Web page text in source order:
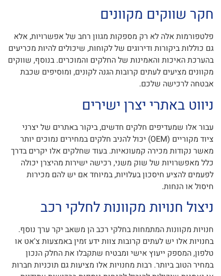
חקר שווקים מקוונים
פלטפורמות אלה לא רק מספקות מגוון רחב של אפשרויות, אלא
גם כוללות ביקורות ודירוגים של לקוחות, שיכולים להיות מכריעים
בהערכת האיכות והאמינות של החלקים והמוכרים. בנוסף, שווקים
מקוונים מציעים לעתים קרובות הגנה לקונים, ומוסיפים שכבת
אבטחה לרכישה שלכם.
ניווט באתרי יצרן ישירים
עבור אלו שמעדיפים חלקים חדשים, ביקור באתרים של יצרני
ציוד מקוריים (OEM) יכול להניב חלקים במחירים נמוכים יותר
מאשר נקודות מכירה קמעונאיות. בעוד שחלקים אלו יקרים בדרך
כלל מאפשרויות של שוק משני, רכישה ישירות מהיצרן יכולה
לפעמים להציע חיסכון בעלויות, במיוחד אם יש להם מכירות
חיסול או הנחות.
ניצול חנויות מקוונות לחלקי רכב
חנויות מקוונות המתמחות בחלקי רכב הן משאב יקר ערך נוסף.
בחנויות אלו יש לעתים קרובות צוות ידע זמין באמצעות צ'אט או
טלפון, המספק ייעוץ אישי ומבטיח שתקבלו את החלק הנכון
במחיר הטוב ביותר. רבות מחנויות אלו מציעות גם תוכניות חברות